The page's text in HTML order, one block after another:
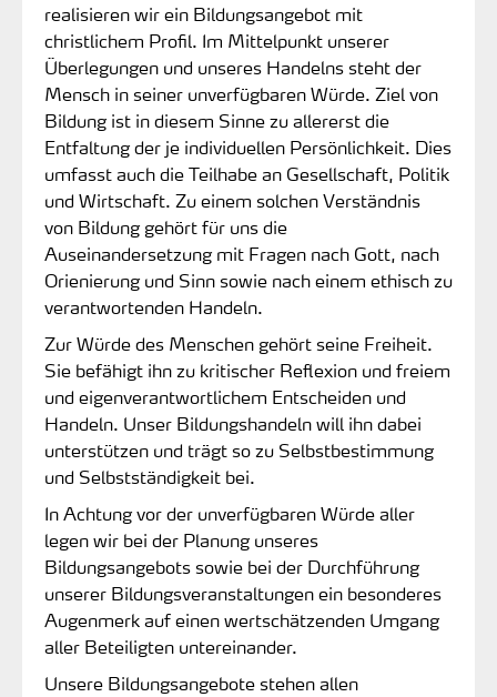
realisieren wir ein Bildungsangebot mit
christlichem Profil. Im Mittelpunkt unserer
Überlegungen und unseres Handelns steht der
Mensch in seiner unverfügbaren Würde. Ziel von
Bildung ist in diesem Sinne zu allererst die
Entfaltung der je individuellen Persönlichkeit. Dies
umfasst auch die Teilhabe an Gesellschaft, Politik
und Wirtschaft. Zu einem solchen Verständnis
von Bildung gehört für uns die
Auseinandersetzung mit Fragen nach Gott, nach
Orienierung und Sinn sowie nach einem ethisch zu
verantwortenden Handeln.
Zur Würde des Menschen gehört seine Freiheit.
Sie befähigt ihn zu kritischer Reflexion und freiem
und eigenverantwortlichem Entscheiden und
Handeln. Unser Bildungshandeln will ihn dabei
unterstützen und trägt so zu Selbstbestimmung
und Selbstständigkeit bei.
In Achtung vor der unverfügbaren Würde aller
legen wir bei der Planung unseres
Bildungsangebots sowie bei der Durchführung
unserer Bildungsveranstaltungen ein besonderes
Augenmerk auf einen wertschätzenden Umgang
aller Beteiligten untereinander.
Unsere Bildungsangebote stehen allen